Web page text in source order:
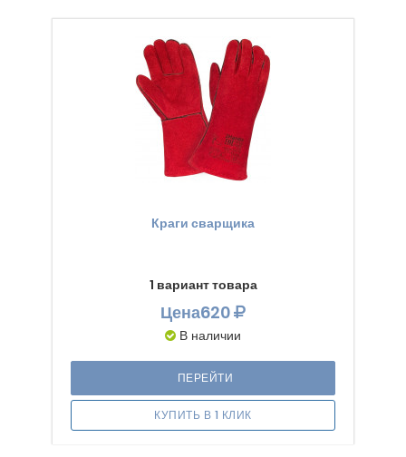
Краги сварщика
1 вариант товара
Цена620
В наличии
ПЕРЕЙТИ
КУПИТЬ В 1 КЛИК